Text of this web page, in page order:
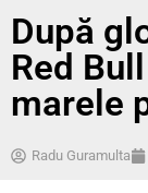
După
Red
marele
Radu Guramulta